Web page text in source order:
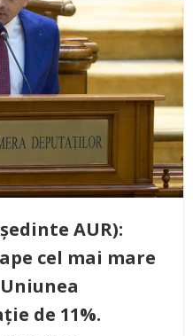
AUR):
cel mai mare
de 11%.